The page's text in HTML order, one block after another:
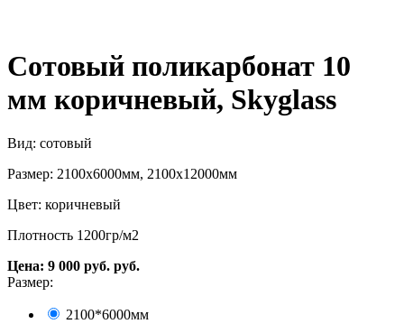
Сотовый поликарбонат 10
мм коричневый, Skyglass
Вид: сотовый
Размер: 2100х6000мм, 2100х12000мм
Цвет: коричневый
Плотность 1200гр/м2
Цена: 9 000 руб. руб.
Размер:
2100*6000мм